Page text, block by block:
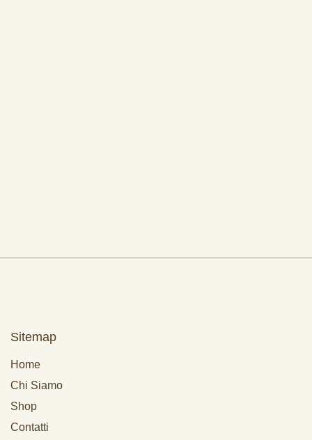
Sitemap
Home
Chi Siamo
Shop
Contatti